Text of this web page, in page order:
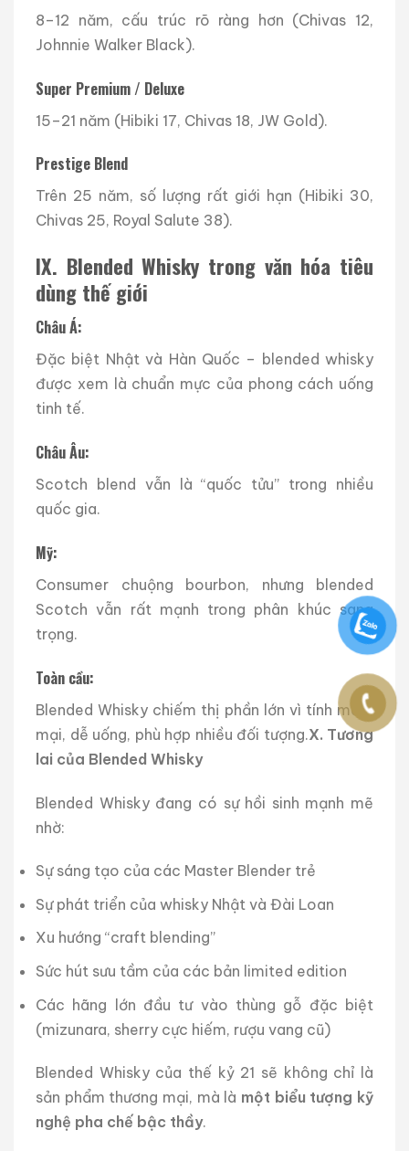
8–12 năm, cấu trúc rõ ràng hơn (Chivas 12,
Johnnie Walker Black).
Super Premium / Deluxe
15–21 năm (Hibiki 17, Chivas 18, JW Gold).
Prestige Blend
Trên 25 năm, số lượng rất giới hạn (Hibiki 30,
Chivas 25, Royal Salute 38).
IX. Blended Whisky trong văn hóa tiêu
dùng thế giới
Châu Á:
Đặc biệt Nhật và Hàn Quốc – blended whisky
được xem là chuẩn mực của phong cách uống
tinh tế.
Châu Âu:
Scotch blend vẫn là “quốc tửu” trong nhiều
quốc gia.
Mỹ:
Consumer chuộng bourbon, nhưng blended
Scotch vẫn rất mạnh trong phân khúc sang
trọng.
Toàn cầu:
Blended Whisky chiếm thị phần lớn vì tính mềm
mại, dễ uống, phù hợp nhiều đối tượng.X. Tương
lai của Blended Whisky
Blended Whisky đang có sự hồi sinh mạnh mẽ
nhờ:
Sự sáng tạo của các Master Blender trẻ
Sự phát triển của whisky Nhật và Đài Loan
Xu hướng “craft blending”
Sức hút sưu tầm của các bản limited edition
Các hãng lớn đầu tư vào thùng gỗ đặc biệt
(mizunara, sherry cực hiếm, rượu vang cũ)
Blended Whisky của thế kỷ 21 sẽ không chỉ là
sản phẩm thương mại, mà là một biểu tượng kỹ
nghệ pha chế bậc thầy.